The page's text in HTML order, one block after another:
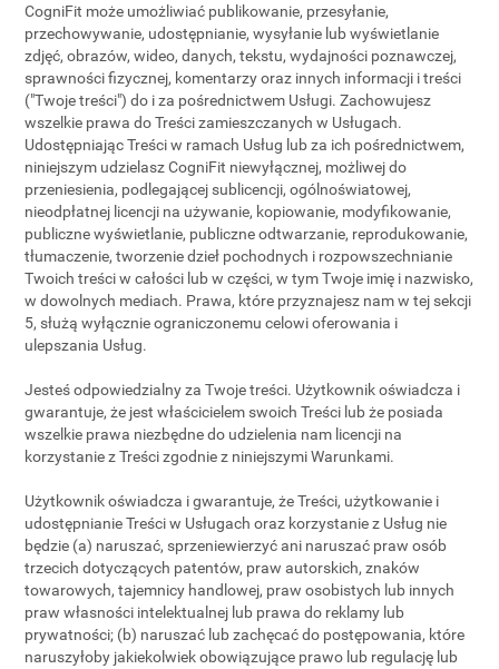
CogniFit może umożliwiać publikowanie, przesyłanie,
przechowywanie, udostępnianie, wysyłanie lub wyświetlanie
zdjęć, obrazów, wideo, danych, tekstu, wydajności poznawczej,
sprawności fizycznej, komentarzy oraz innych informacji i treści
("Twoje treści") do i za pośrednictwem Usługi. Zachowujesz
wszelkie prawa do Treści zamieszczanych w Usługach.
Udostępniając Treści w ramach Usług lub za ich pośrednictwem,
niniejszym udzielasz CogniFit niewyłącznej, możliwej do
przeniesienia, podlegającej sublicencji, ogólnoświatowej,
nieodpłatnej licencji na używanie, kopiowanie, modyfikowanie,
publiczne wyświetlanie, publiczne odtwarzanie, reprodukowanie,
tłumaczenie, tworzenie dzieł pochodnych i rozpowszechnianie
Twoich treści w całości lub w części, w tym Twoje imię i nazwisko,
w dowolnych mediach. Prawa, które przyznajesz nam w tej sekcji
5, służą wyłącznie ograniczonemu celowi oferowania i
ulepszania Usług.
Jesteś odpowiedzialny za Twoje treści. Użytkownik oświadcza i
gwarantuje, że jest właścicielem swoich Treści lub że posiada
wszelkie prawa niezbędne do udzielenia nam licencji na
korzystanie z Treści zgodnie z niniejszymi Warunkami.
Użytkownik oświadcza i gwarantuje, że Treści, użytkowanie i
udostępnianie Treści w Usługach oraz korzystanie z Usług nie
będzie (a) naruszać, sprzeniewierzyć ani naruszać praw osób
trzecich dotyczących patentów, praw autorskich, znaków
towarowych, tajemnicy handlowej, praw osobistych lub innych
praw własności intelektualnej lub prawa do reklamy lub
prywatności; (b) naruszać lub zachęcać do postępowania, które
naruszyłoby jakiekolwiek obowiązujące prawo lub regulację lub